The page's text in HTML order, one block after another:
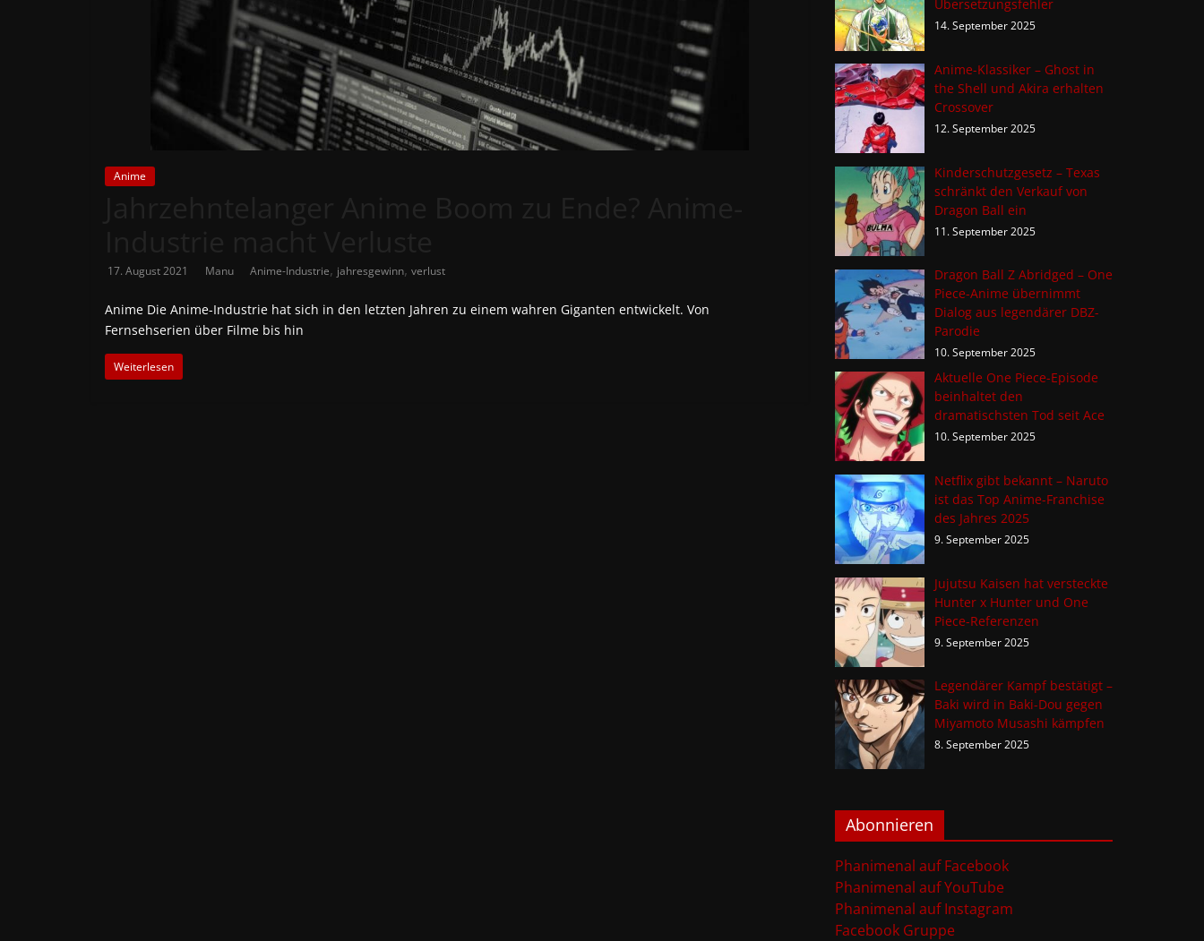
News
Phanimenal
aktuellsten
Japan
Deutschland
Anime
17. August 2021 Manu Anime-Industrie, jahresgewinn, verlust
Anime Die Anime-Industrie hat sich in den letzten Jahren zu einem wahren Giganten entwickelt. Von
Fernsehserien über Filme bis hin
Weiterlesen
Übersetzungsfehler
14. September 2025
Anime-Klassiker – Ghost in
the Shell und Akira erhalten
Crossover
12. September 2025
Kinderschutzgesetz – Texas
schränkt den Verkauf von
Dragon Ball ein
11. September 2025
Dragon Ball Z Abridged – One
Piece-Anime übernimmt
Dialog aus legendärer DBZ-
Parodie
10. September 2025
Aktuelle One Piece-Episode
beinhaltet den
dramatischsten Tod seit Ace
10. September 2025
Netflix gibt bekannt – Naruto
ist das Top Anime-Franchise
des Jahres 2025
9. September 2025
Jujutsu Kaisen hat versteckte
Hunter x Hunter und One
Piece-Referenzen
9. September 2025
Legendärer Kampf bestätigt –
Baki wird in Baki-Dou gegen
Miyamoto Musashi kämpfen
8. September 2025
Abonnieren
Phanimenal auf Facebook
Phanimenal auf YouTube
Phanimenal auf Instagram
Facebook Gruppe